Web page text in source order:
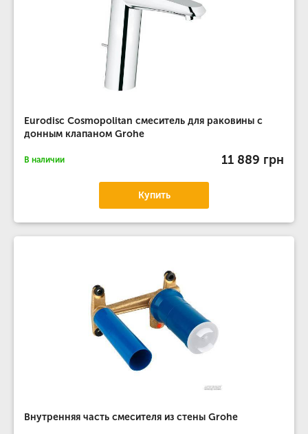
Eurodisc Cosmopolitan смеситель для раковины с
донным клапаном Grohe
В наличии 11 889 грн
Купить
Внутренняя часть смесителя из стены Grohe